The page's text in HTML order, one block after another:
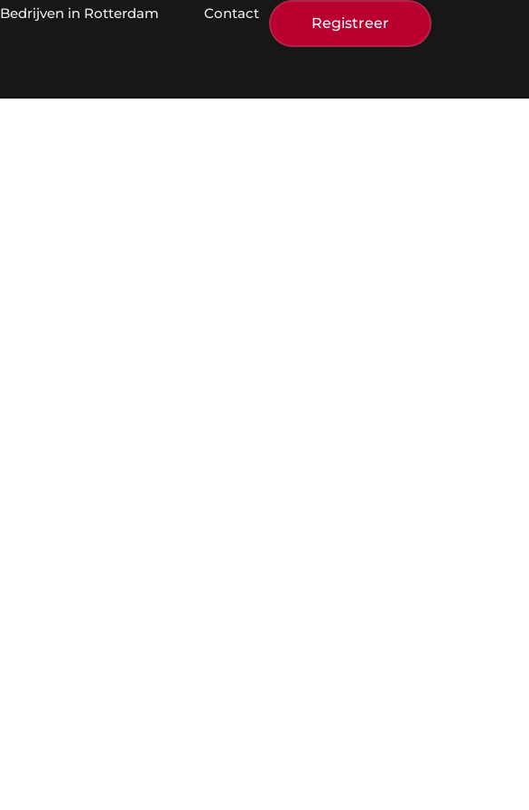
Bedrijven in Rotterdam Contact
Registreer